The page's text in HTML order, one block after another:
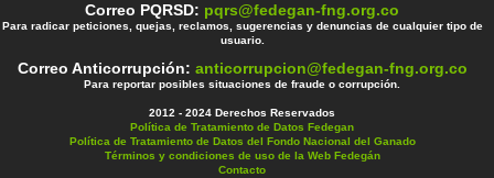
Correo PQRSD: pqrs@fedegan-fng.org.co
Para radicar peticiones, quejas, reclamos, sugerencias y denuncias de cualquier tipo de
usuario.
Correo Anticorrupción: anticorrupcion@fedegan-fng.org.co
Para reportar posibles situaciones de fraude o corrupción.
2012 - 2024 Derechos Reservados
Política de Tratamiento de Datos Fedegan
Política de Tratamiento de Datos del Fondo Nacional del Ganado
Términos y condiciones de uso de la Web Fedegán
Contacto